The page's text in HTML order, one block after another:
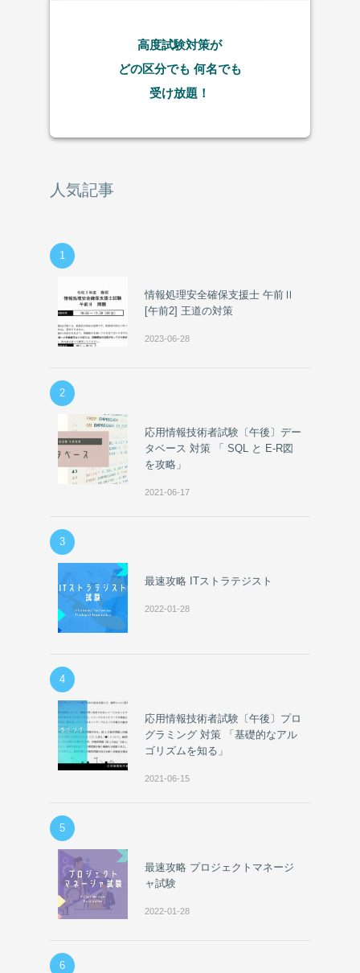
高度試験対策が
どの区分でも 何名でも
受け放題！
人気記事
1
情報処理安全確保支援士 午前Ⅱ
[午前2] 王道の対策
2023-06-28
2
応用情報技術者試験〔午後〕デー
タベース 対策 「 SQL と E-R図
を攻略」
2021-06-17
3
最速攻略 ITストラテジスト
2022-01-28
4
応用情報技術者試験〔午後〕プロ
グラミング 対策 「基礎的なアル
ゴリズムを知る」
2021-06-15
5
最速攻略 プロジェクトマネージ
ャ試験
2022-01-28
6